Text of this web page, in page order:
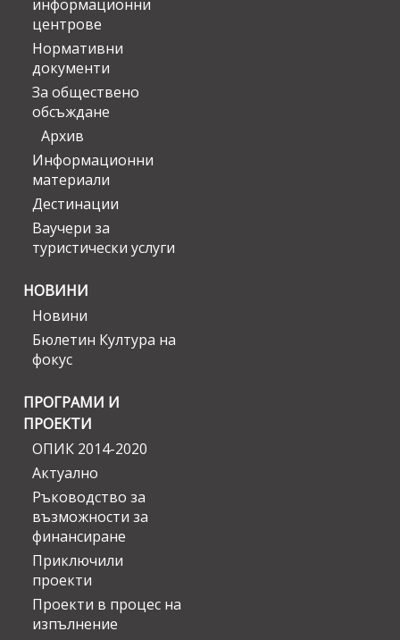
информационни
центрове
Нормативни
документи
За обществено
обсъждане
Архив
Информационни
материали
Дестинации
Ваучери за
туристически услуги
НОВИНИ
Новини
Бюлетин Култура на
фокус
ПРОГРАМИ И
ПРОЕКТИ
ОПИК 2014-2020
Актуално
Ръководство за
възможности за
финансиране
Приключили
проекти
Проекти в процес на
изпълнение